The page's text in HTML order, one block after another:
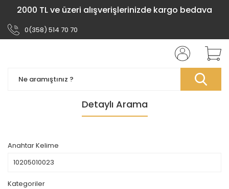
2000 TL ve üzeri alışverişlerinizde kargo bedava
0(358) 514 70 70
Detaylı Arama
Anahtar Kelime
Kategoriler